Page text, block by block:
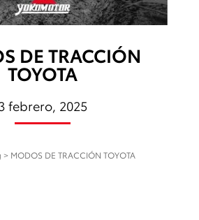
DE TRACCIÓN
TOYOTA
febrero, 2025
> MODOS DE TRACCIÓN TOYOTA